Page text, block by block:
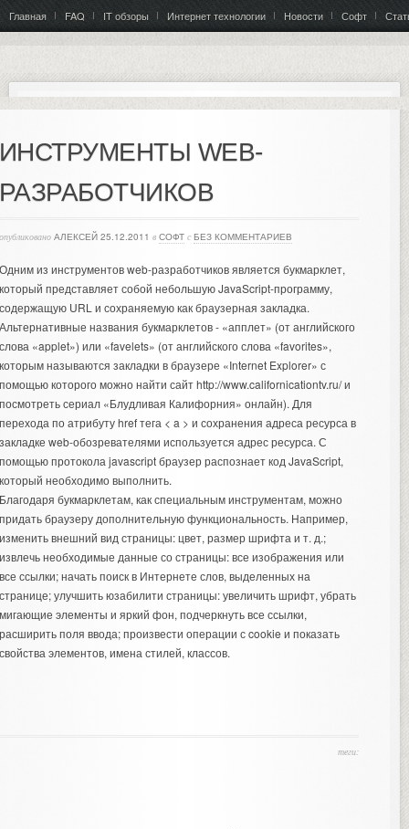
Главная FAQ IT обзоры Интернет технологии Новости Софт
WEB-
АЛЕКСЕЙ 25.12.2011 в СОФТ с БЕЗ КОММЕНТАРИЕВ
из инструментов web-разработчиков является букмарклет,
представляет собой небольшую JavaScript-программу,
URL и сохраняемую как браузерная закладка.
названия букмарклетов - «апплет» (от английского
«applet») или «favelets» (от английского слова «favorites»,
называются закладки в браузере «Internet Explorer» с
которого можно найти сайт http://www.californicationtv.ru/ и
сериал «Блудливая Калифорния» онлайн). Для
по атрибуту href тега < a > и сохранения адреса ресурса в
web-обозревателями используется адрес ресурса. С
протокола javascript браузер распознает код JavaScript,
необходимо выполнить.
букмарклетам, как специальным инструментам, можно
браузеру дополнительную функциональность. Например,
внешний вид страницы: цвет, размер шрифта и т. д.;
необходимые данные со страницы: все изображения или
ссылки; начать поиск в Интернете слов, выделенных на
улучшить юзабилити страницы: увеличить шрифт, убрать
элементы и яркий фон, подчеркнуть все ссылки,
поля ввода; произвести операции с cookie и показать
элементов, имена стилей, классов.
теги: